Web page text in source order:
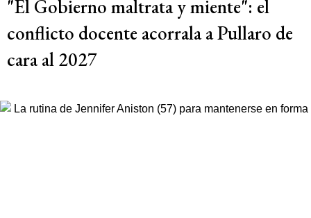
"El Gobierno maltrata y miente": el
conflicto docente acorrala a Pullaro de
cara al 2027